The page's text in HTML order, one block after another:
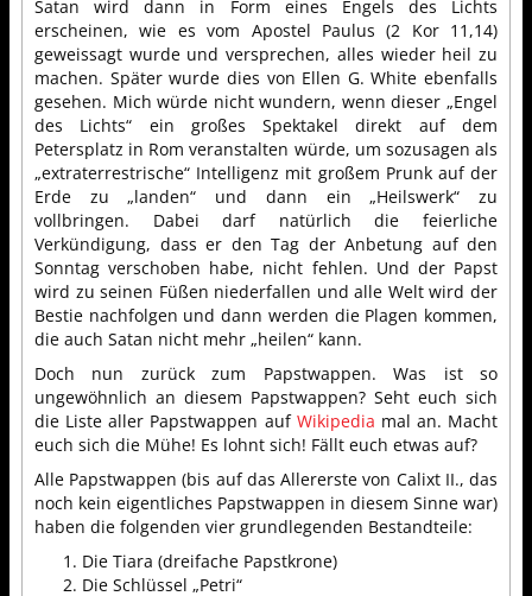
Satan wird dann in Form eines Engels des Lichts
erscheinen, wie es vom Apostel Paulus (2 Kor 11,14)
geweissagt wurde und versprechen, alles wieder heil zu
machen. Später wurde dies von Ellen G. White ebenfalls
gesehen. Mich würde nicht wundern, wenn dieser „Engel
des Lichts“ ein großes Spektakel direkt auf dem
Petersplatz in Rom veranstalten würde, um sozusagen als
„extraterrestrische“ Intelligenz mit großem Prunk auf der
Erde zu „landen“ und dann ein „Heilswerk“ zu
vollbringen. Dabei darf natürlich die feierliche
Verkündigung, dass er den Tag der Anbetung auf den
Sonntag verschoben habe, nicht fehlen. Und der Papst
wird zu seinen Füßen niederfallen und alle Welt wird der
Bestie nachfolgen und dann werden die Plagen kommen,
die auch Satan nicht mehr „heilen“ kann.
Doch nun zurück zum Papstwappen. Was ist so
ungewöhnlich an diesem Papstwappen? Seht euch sich
die Liste aller Papstwappen auf Wikipedia mal an. Macht
euch sich die Mühe! Es lohnt sich! Fällt euch etwas auf?
Alle Papstwappen (bis auf das Allererste von Calixt II., das
noch kein eigentliches Papstwappen in diesem Sinne war)
haben die folgenden vier grundlegenden Bestandteile:
Die Tiara (dreifache Papstkrone)
Die Schlüssel „Petri“